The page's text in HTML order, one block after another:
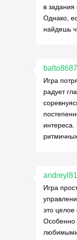
в
Однако,
найдешь
balto8687
Игра
радует
Игра
это целое
Особенно
любимыми